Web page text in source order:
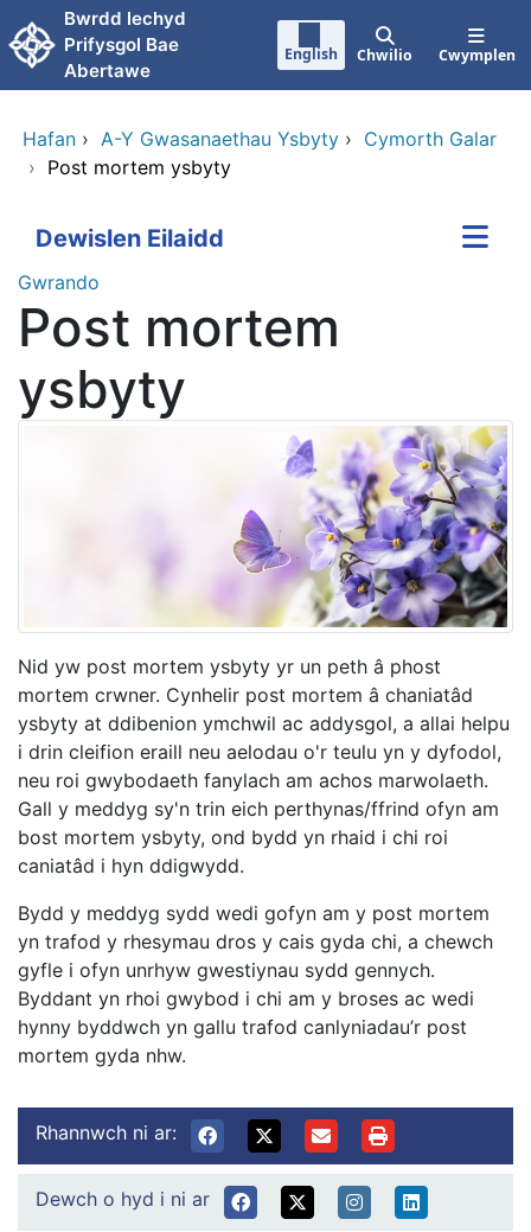
Neidio i'r prif gynnwy
Bwrdd lechyd
Prifysgol Bae
Abertawe
English Chwilio Cwymplen
Hafan › A-Y Gwasanaethau Ysbyty › Cymorth Galar
› Post mortem ysbyty
Dewislen Eilaidd
Gwrando
Post mortem
ysbyty
Nid yw post mortem ysbyty yr un peth â phost
mortem crwner. Cynhelir post mortem â chaniatâd
ysbyty at ddibenion ymchwil ac addysgol, a allai helpu
i drin cleifion eraill neu aelodau o'r teulu yn y dyfodol,
neu roi gwybodaeth fanylach am achos marwolaeth.
Gall y meddyg sy'n trin eich perthynas/ffrind ofyn am
bost mortem ysbyty, ond bydd yn rhaid i chi roi
caniatâd i hyn ddigwydd.
Bydd y meddyg sydd wedi gofyn am y post mortem
yn trafod y rhesymau dros y cais gyda chi, a chewch
gyfle i ofyn unrhyw gwestiynau sydd gennych.
Byddant yn rhoi gwybod i chi am y broses ac wedi
hynny byddwch yn gallu trafod canlyniadau’r post
mortem gyda nhw.
Rhannwch ni ar:
Dewch o hyd i ni ar